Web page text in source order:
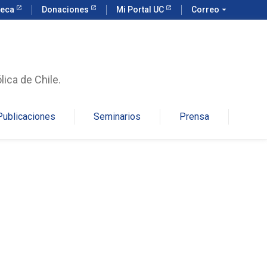
Donaciones Mi Portal UC Correo arrow_drop_down
de Chile.
Seminarios Prensa